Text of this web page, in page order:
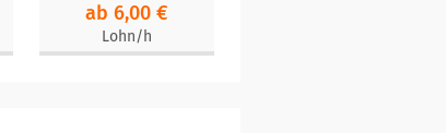
ab 6,00 €
Lohn/h